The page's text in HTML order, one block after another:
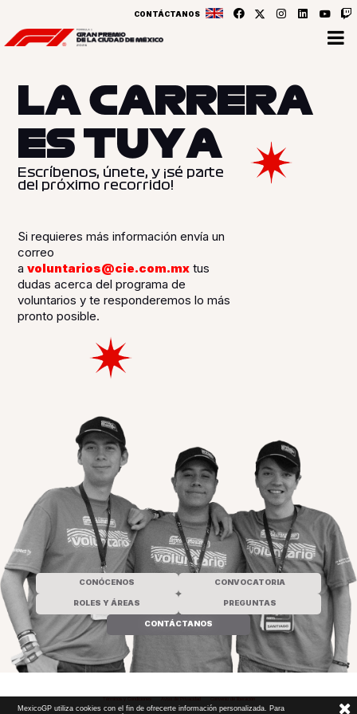
CONTÁCTANOS
LA CA R R E RA
ES TUYA
Escríbenos, únete, y ¡sé parte
del próximo recorrido!
Si requieres más información envía un
correo
avoluntarios@cie.com.mx tus
dudas acerca del programa de
voluntarios y te responderemos lo más
pronto posible.
CONÓCENOS CONVOCATORIA
ROLES Y ÁREAS PREGUNTAS
CONTÁCTANOS
MexicoGP utiliza cookies con el fin de ofrecerte información personalizada. Para